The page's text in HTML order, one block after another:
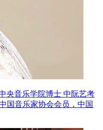
央音乐学院博士 中阮艺考
国音乐家协会会员，中国